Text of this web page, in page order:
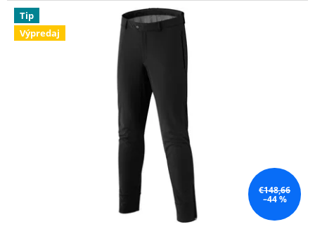
Tip
Výpredaj
€148,66
–44 %